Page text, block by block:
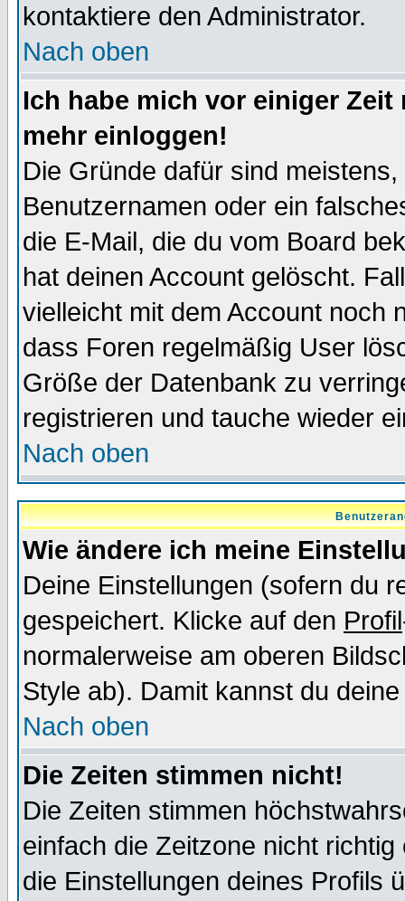
kontaktiere den Administrator.
Nach oben
Ich habe mich vor einiger
mehr einloggen!
Die Gründe dafür sind
Benutzernamen oder ein
die E-Mail, die du vom Board
hat deinen Account gelöscht.
vielleicht mit dem Account noch
dass Foren regelmäßig User
Größe der Datenbank zu
registrieren und tauche wieder
Nach oben
Wie ändere ich meine
Deine Einstellungen (sofern du
gespeichert. Klicke auf den Profil
normalerweise am oberen
Style ab). Damit kannst du
Nach oben
Die Zeiten stimmen nicht!
Die Zeiten stimmen
einfach die Zeitzone nicht
die Einstellungen deines Profils